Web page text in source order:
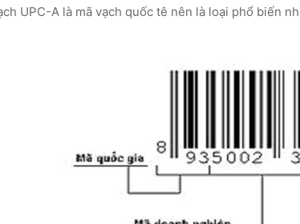
UPC-A là mã vạch quốc tê nên là loại phổ biến